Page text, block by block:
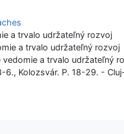
a trvalo udržateľný rozvoj
a trvalo udržateľný rozvoj
vedomie a trvalo udržateľný
6., Kolozsvár. P. 18-29. -